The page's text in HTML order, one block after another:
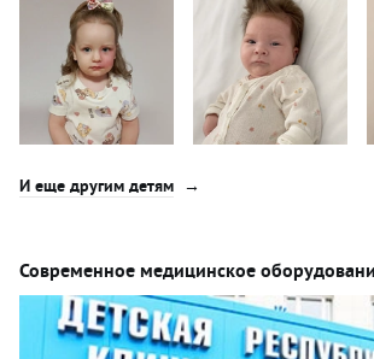
И еще другим детям
Современное медицинское